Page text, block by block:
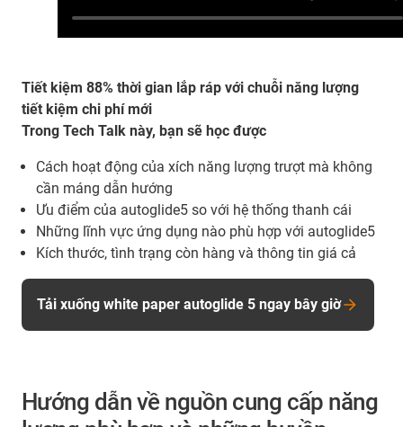
Tiết kiệm 88% thời gian lắp ráp với chuỗi năng lượng
tiết kiệm chi phí mới
Trong Tech Talk này, bạn sẽ học được
Cách hoạt động của xích năng lượng trượt mà không
cần máng dẫn hướng
Ưu điểm của autoglide5 so với hệ thống thanh cái
Những lĩnh vực ứng dụng nào phù hợp với autoglide5
Kích thước, tình trạng còn hàng và thông tin giá cả
Tải xuống white paper autoglide 5 ngay bây giờ
Hướng dẫn về nguồn cung cấp năng